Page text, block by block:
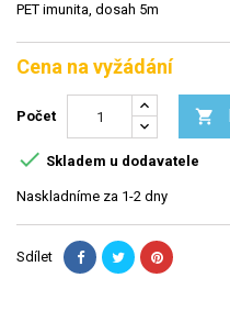
PET imunita, dosah 5m
Cena na vyžádání
Počet 
 Skladem u dodavatele
Naskladníme za 1-2 dny
Sdílet